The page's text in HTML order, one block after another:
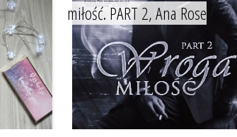
miłość. PART 2, Ana Rose